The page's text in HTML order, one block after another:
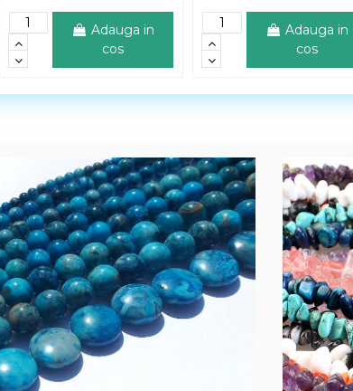
Adauga in
cos
Adauga in
cos